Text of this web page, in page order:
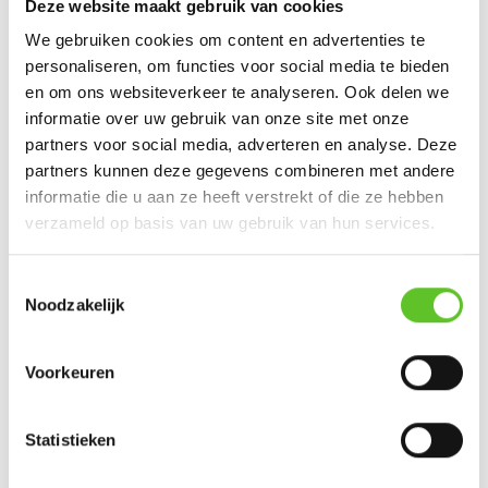
Deze website maakt gebruik van cookies
We gebruiken cookies om content en advertenties te
personaliseren, om functies voor social media te bieden
en om ons websiteverkeer te analyseren. Ook delen we
informatie over uw gebruik van onze site met onze
partners voor social media, adverteren en analyse. Deze
partners kunnen deze gegevens combineren met andere
informatie die u aan ze heeft verstrekt of die ze hebben
verzameld op basis van uw gebruik van hun services.
Noodzakelijk
Voorkeuren
Statistieken
KLIK 13/2/2019
1 second every day: het zesde
leerjaar van De Kriek in
Schaarbeek
KLIK
1 second every day: het zesde
De Dansaertstraat
4 VIDEOS